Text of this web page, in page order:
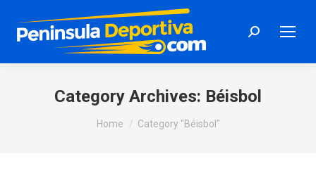
Search:
Category Archives: Béisbol
You are here:
Home Category "Béisbol"